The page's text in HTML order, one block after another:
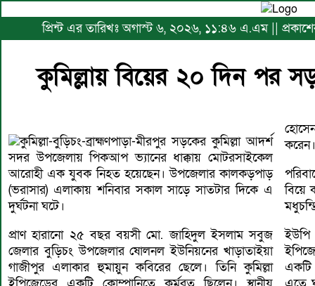
প্রিন্ট এর তারিখঃ অগাস্ট ৬, ২০২৬, ১১:৪৬ এ.এম ||
কুমিল্লায় বিয়ের ২০ দিন পর
কুমিল্লা-বুড়িচং-ব্রাহ্মণপাড়া-মীরপুর সড়কের কুমিল্লা আদর্শ
সদর উপজেলায় পিকআপ ভ্যানের ধাক্কায় মোটরসাইকেল
আরোহী এক যুবক নিহত হয়েছেন। উপজেলার কালকড়পাড়
(ভরাসার) এলাকায় শনিবার সকাল সাড়ে সাতটার দিকে এ
দুর্ঘটনা ঘটে।
প্রাণ হারানো ২৫ বছর বয়সী মো. জাহিদুল ইসলাম সবুজ
জেলার বুড়িচং উপজেলার ষোলনল ইউনিয়নের খাড়াতাইয়া
গাজীপুর এলাকার হুমায়ুন কবিরের ছেলে। তিনি কুমিল্লা
করেন।
বিয়ে
একটি